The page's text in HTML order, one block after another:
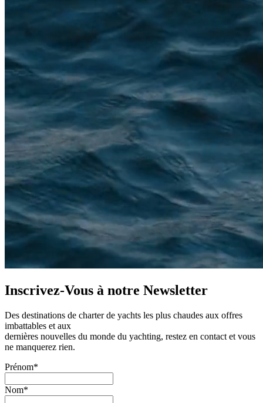
Inscrivez-Vous à notre Newsletter
Des destinations de charter de yachts les plus chaudes aux offres
imbattables et aux
dernières nouvelles du monde du yachting, restez en contact et vous
ne manquerez rien.
Prénom*
Nom*